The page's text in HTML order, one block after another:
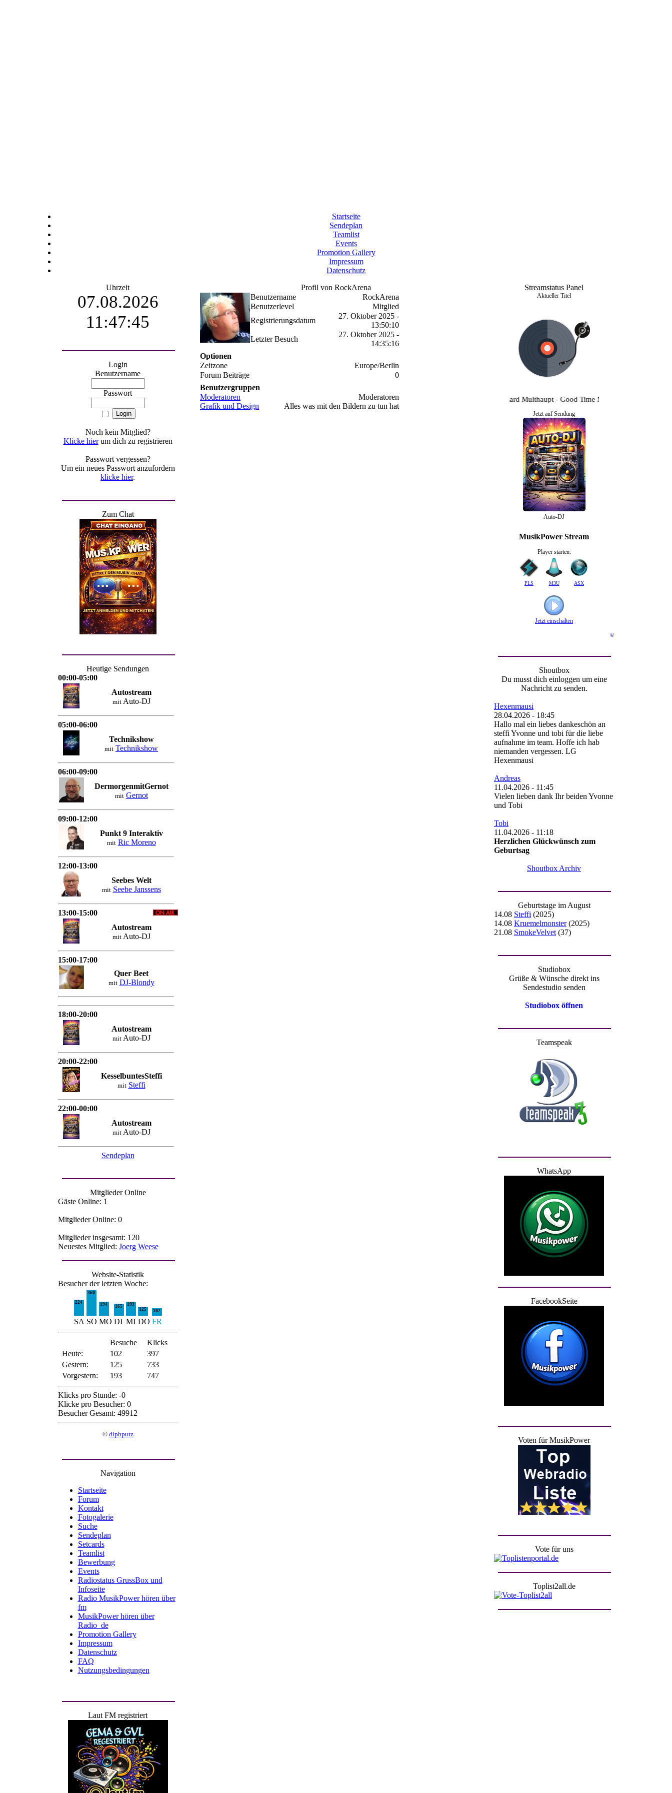
Startseite
Sendeplan
Teamlist
Events
Promotion Gallery
Impressum
Datenschutz
Uhrzeit
07.08.2026
11:47:45
Login
Benutzername
Passwort
Noch kein Mitglied?
Klicke hierum dich zu registrieren
Passwort vergessen?
Um ein neues Passwort anzufordern
klicke hier.
Zum Chat
Heutige Sendungen
00:00-05:00
Autostream
mitAuto-DJ
05:00-06:00
Technikshow
mit Technikshow
06:00-09:00
DermorgenmitGernot
mit Gernot
09:00-12:00
Punkt 9 Interaktiv
mit Ric Moreno
12:00-13:00
Seebes Welt
mit Seebe Janssens
13:00-15:00
Autostream
mitAuto-DJ
15:00-17:00
Quer Beet
mit DJ-Blondy
18:00-20:00
Autostream
mitAuto-DJ
20:00-22:00
KesselbuntesSteffi
mit Steffi
22:00-00:00
Autostream
mitAuto-DJ
Sendeplan
Mitglieder Online
Gäste Online: 1
Mitglieder Online: 0
Mitglieder insgesamt: 120
Neuestes Mitglied: Joerg Weese
Website-Statistik
Besucher der letzten Woche:
224
360
194 165
193
125
102
SA SO MO DI MI DO FR
Besuche
Klicks
Heute:
102
397
Gestern:
125
733
Vorgestern:
193 747
Klicks pro Stunde: -0
Klicke pro Besucher: 0
Besucher Gesamt: 49912
© diphputz
Navigation
Startseite
Forum
Kontakt
Fotogalerie
Suche
Sendeplan
Setcards
Teamlist
Bewerbung
Events
Radiostatus GrussBox und
Infoseite
Radio MusikPower hören über
fm
MusikPower hören über
Radio_de
Promotion Gallery
Impressum
Datenschutz
FAQ
Nutzungsbedingungen
Laut FM registriert
Profil von RockArena
Benutzername
RockArena
Benutzerlevel
Mitglied
Registrierungsdatum
27. Oktober 2025 -
13:50:10
Letzter Besuch
27. Oktober 2025 -
14:35:16
Optionen
Zeitzone
Europe/Berlin
Forum Beiträge
0
Benutzergruppen
Moderatoren
Moderatoren
Grafik und Design
Alles was mit den Bildern zu tun hat
Streamstatus Panel
Aktueller Titel
Reinhard Multhaupt - Good Time Music
Jetzt auf Sendung
Auto-DJ
MusikPower Stream
Player starten:
PLS M3U ASX
Jetzt einschalten
Shoutbox
Nachricht zu senden.
aufnahme im team. Hoffe ich hab
Vielen lieben dank Ihr beiden Yvonne
und Tobi
Tobi
11.04.2026 - 11:18
Herzlichen Glückwünsch zum
Geburtsag
14.08
14.08Kruemelmonster
21.08SmokeVelvet(37)
Grüße & Wünsche direkt ins
Studiobox öffnen
Teamspeak
WhatsApp
FacebookSeite
Voten für MusikPower
Vote für uns
Toplist2all.de